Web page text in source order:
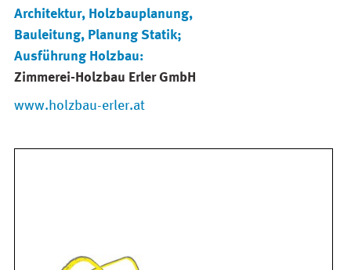
Architektur, Holzbauplanung,
Bauleitung, Planung Statik;
Ausführung Holzbau:
Zimmerei-Holzbau Erler GmbH
www.holzbau-erler.at